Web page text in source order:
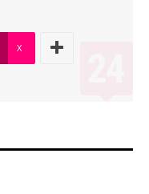
X